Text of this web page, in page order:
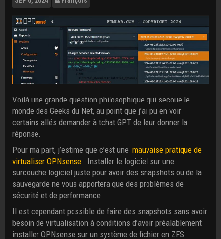
Voilà une grande question philosophique qui secoue le
monde des Geeks du Net, au point que j’ai pu en voir
certains allés demander à tchat GPT de leur donner la
réponse.
Pour ma part, j’estime que c’est une mauvaise pratique de
virtualiser OPNsense . Installer le logiciel sur une
surcouche logiciel juste pour avoir des snapshots ou de la
sauvegarde ne vous apportera que des problèmes de
sécurité et de performance.
Il est cependant possible de faire des snapshots sans avoir
besoin de virtualisation à conditions d’avoir préalablement
installer OPNsense sur un système de fichier en ZFS.